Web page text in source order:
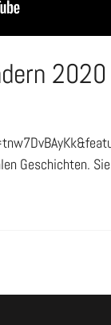
2020
Geschichten.